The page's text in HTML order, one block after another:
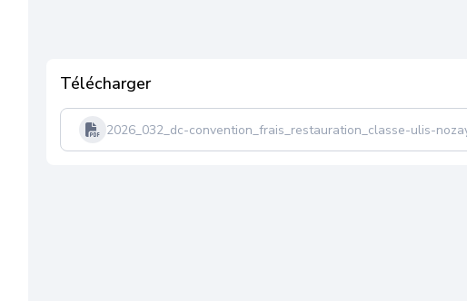
Télécharger
2026_032_dc-convention_frais_restauration_classe-ulis-